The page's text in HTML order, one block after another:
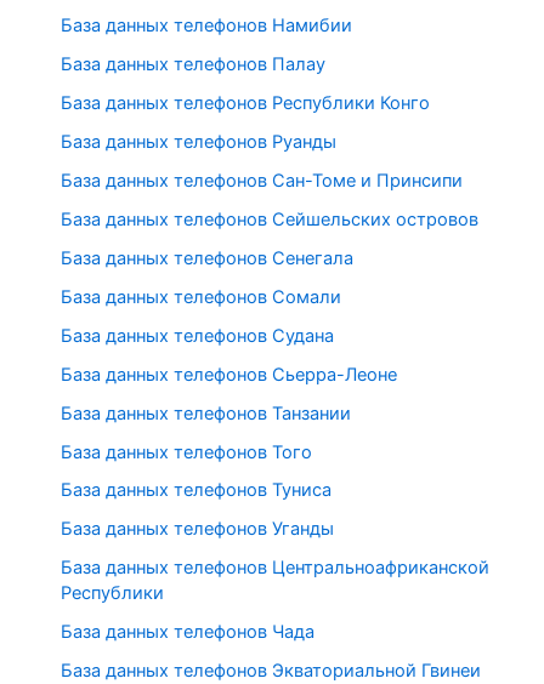
База данных телефонов Намибии
База данных телефонов Палау
База данных телефонов Республики Конго
База данных телефонов Руанды
База данных телефонов Сан-Томе и Принсипи
База данных телефонов Сейшельских островов
База данных телефонов Сенегала
База данных телефонов Сомали
База данных телефонов Судана
База данных телефонов Сьерра-Леоне
База данных телефонов Танзании
База данных телефонов Того
База данных телефонов Туниса
База данных телефонов Уганды
База данных телефонов Центральноафриканской
Республики
База данных телефонов Чада
База данных телефонов Экваториальной Гвинеи